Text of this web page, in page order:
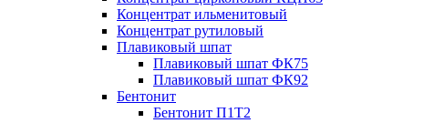
Концентрат ильменитовый
Концентрат рутиловый
Плавиковый шпат
Плавиковый шпат ФК75
Плавиковый шпат ФК92
Бентонит
Бентонит П1Т2